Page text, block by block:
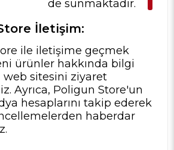
de sunmaktadır.
İletişim:
ile iletişime geçmek
ürünler hakkında bilgi
sitesini ziyaret
Ayrıca, Poligun Store'un
hesaplarını takip ederek
haberdar